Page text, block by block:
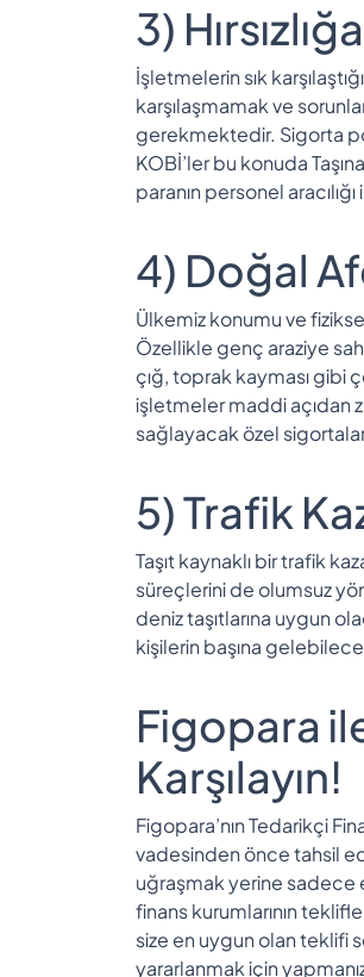
3)
İşletmelerin sık
karşılaşmamak ve
gerekmektedir. Sigorta
KOBİ’ler bu konuda
paranın personel
4) Doğal
Ülkemiz konumu ve
Özellikle genç araziye
çığ, toprak kayması gibi
işletmeler maddi açıdan
sağlayacak özel
5) Trafik
Taşıt kaynaklı bir trafik
süreçlerini de olumsuz
deniz taşıtlarına uygun
kişilerin başına
Figopara
Karşılayın!
Figopara’nın Tedarikçi
vadesinden önce tahsil
uğraşmak yerine sadece
finans kurumlarının
size en uygun olan teklifi
yararlanmak için